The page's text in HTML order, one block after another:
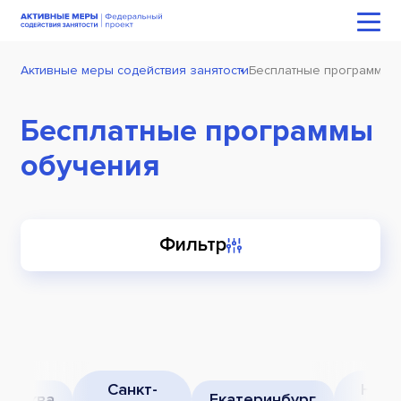
Активные меры содействия занятостиБесплатные программы
Бесплатные программы
обучения
Фильтр
Санкт-